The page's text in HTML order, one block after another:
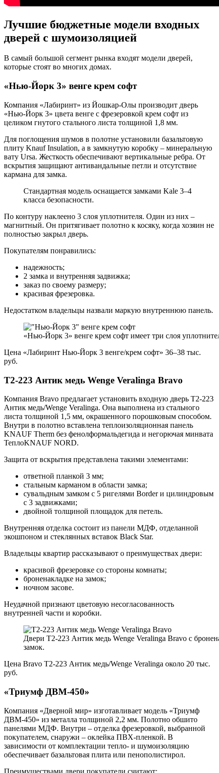
Лучшие бюджетные модели входных
дверей с шумоизоляцией
В самый большой сегмент рынка входят модели дверей,
которые стоят во многих домах.
«Нью-Йорк 3» венге крем софт
Компания «Лабиринт» из Йошкар-Олы производит дверь
«Нью-Йорк 3» цвета венге с фрезеровкой крем софт из
целиком гнутого стального листа толщиной 1,8 мм.
Для поглощения шумов в полотне установили базальтовую
плиту Knauf Insulation, а в замкнутую коробку – минеральную
вату Ursa. Жесткость обеспечивают вертикальные ребра. От
вскрытия защищают антивандальные петли и отсутствие
кармана для замка.
Стандартная модель оснащается замками Kale 3–4
класса безопасности.
По контуру наклеено 3 слоя уплотнителя. Один из них –
магнитный. Он притягивает полотно к косяку, когда хозяин не
полностью закрыл дверь.
Покупателям понравились:
надежность;
2 замка и внутренняя задвижка;
заказ по своему размеру;
красивая фрезеровка.
Недостатком владельцы назвали маркую внутреннюю панель.
«Нью-Йорк 3» венге крем софт имеет три слоя
Цена «Лабиринт Нью-Йорк 3 венге/крем софт» 36–38 тыс.
руб.
T2-223 Антик медь Wenge Veralinga Bravo
Компания Bravo предлагает установить входную дверь T2-223
Антик медь/Wenge Veralinga. Она выполнена из стального
листа толщиной 1,5 мм, окрашенного порошковым способом.
Внутри в полотно вставлена теплоизоляционная панель
KNAUF Therm без фенолформальдегида и негорючая минвата
ТеплоKNAUF NORD.
Защита от вскрытия представлена такими элементами:
ответной планкой 3 мм;
стальным карманом в области замка;
сувальдным замком с 5 ригелями Border и цилиндровым
с 3 задвижками;
двойной толщиной площадок для петель.
Внутренняя отделка состоит из панели МДФ, отделанной
экошпоном и стеклянных вставок Black Star.
Владельцы квартир рассказывают о преимуществах двери:
красивой фрезеровке со стороны комнаты;
броненакладке на замок;
ночном засове.
Неудачной признают цветовую несогласованность
внутренней части и коробки.
Двери T2-223 Антик медь Wenge Veralinga Bravo с
замок.
Цена Bravo T2-223 Антик медь/Wenge Veralinga около 20 тыс.
руб.
«Триумф ДВМ-450»
Компания «Дверной мир» изготавливает модель «Триумф
ДВМ-450» из металла толщиной 2,2 мм. Полотно обшито
панелями МДФ. Внутри – отделка фрезеровкой, выбранной
покупателем, снаружи – оклейка ПВХ-пленкой. В
зависимости от комплектации тепло- и шумоизоляцию
обеспечивает базальтовая плита или пенополистирол.
Преимуществами двери покупатели считают: